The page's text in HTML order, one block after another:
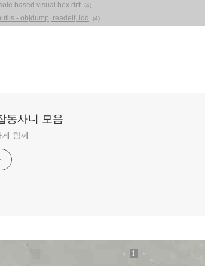
based visual hex diff (4)
- objdump, readelf, ldd (4)
동사니 모음
함께
1